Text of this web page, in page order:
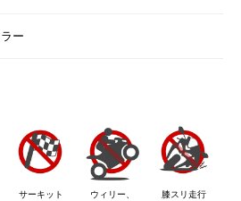
ー
サーキット
ウィリー、
膝スリ走行